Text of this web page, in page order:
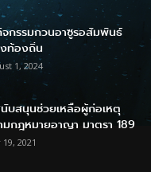
กรรมกวนอาซูรอสัมพันธ์
ท้องถิ่น
1, 2024
บสนุนช่วยเหลือผู้ก่อเหตุ
กฎหมายอาญา มาตรา 189
19, 2021